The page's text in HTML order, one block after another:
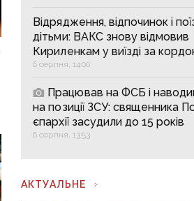
Відрядження, відпочинок і
дітьми: ВАКС знову відмовив
Кириленкам у виїзді за
6 серпня, 14:00
Працював на ФСБ і
на позиції ЗСУ: священника
єпархії засудили до 15 років
6 серпня, 13:53
АКТУАЛЬНЕ